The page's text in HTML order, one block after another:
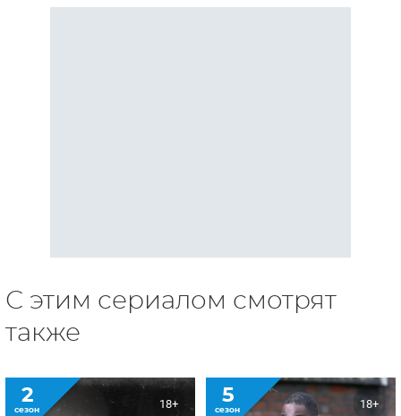
С этим сериалом смотрят
также
2
сезон 18+ 5
сезон 18+